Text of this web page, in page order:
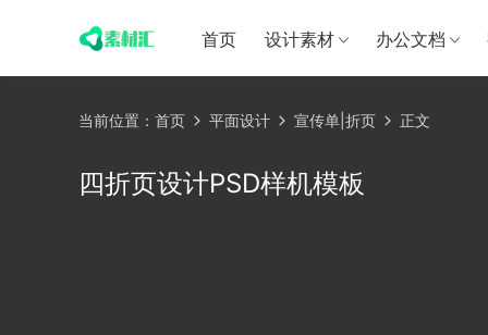
首页 设计素材 办公文档
当前位置： 首页 平面设计 宣传单|折页 正文
四折页设计PSD样机模板